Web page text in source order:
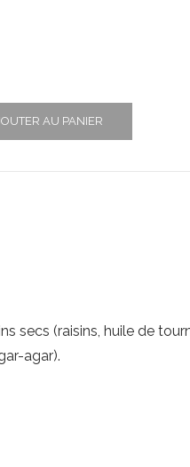
AU PANIER
secs (raisins, huile de
agar).